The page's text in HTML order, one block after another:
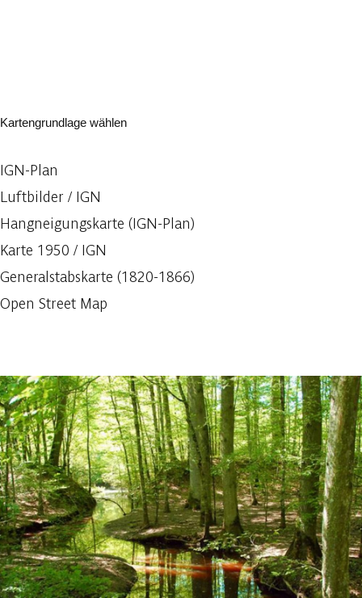
Kartengrundlage wählen
IGN-Plan
Luftbilder / IGN
Hangneigungskarte (IGN-Plan)
Karte 1950 / IGN
Generalstabskarte (1820-1866)
Open Street Map